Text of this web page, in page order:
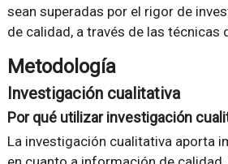
sean superadas por el rigor de
de calidad, a través de las técnicas
Metodología
Investigación cualitativa
Por qué utilizar investigación
La investigación cualitativa aporta